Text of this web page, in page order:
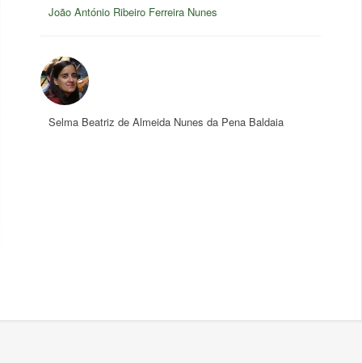
João António Ribeiro Ferreira Nunes
Selma Beatriz de Almeida Nunes da Pena Baldaia